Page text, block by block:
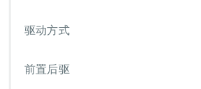
驱动方式
前置后驱